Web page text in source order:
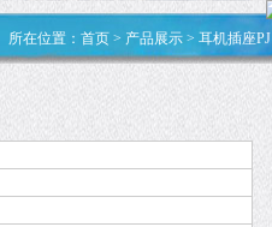
所在位置： 首页 > 产品展示 > 耳机插座PJ